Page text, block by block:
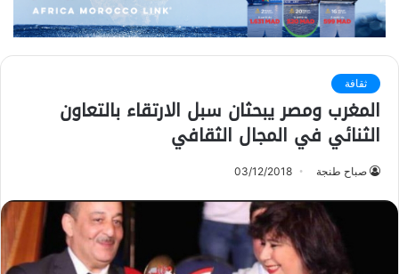
ثقافة
المغرب ومصر يبحثان سبل الارتقاء بالتعاون
الثنائي في المجال الثقافي
صباح طنجة 03/12/2018